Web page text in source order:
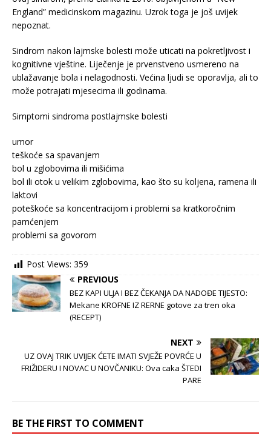
England” medicinskom magazinu. Uzrok toga je još uvijek
nepoznat.
Sindrom nakon lajmske bolesti može uticati na pokretljivost i
kognitivne vještine. Liječenje je prvenstveno usmereno na
ublažavanje bola i nelagodnosti. Većina ljudi se oporavlja, ali to
može potrajati mjesecima ili godinama.
Simptomi sindroma postlajmske bolesti
umor
teškoće sa spavanjem
bol u zglobovima ili mišićima
bol ili otok u velikim zglobovima, kao što su koljena, ramena ili
laktovi
poteškoće sa koncentracijom i problemi sa kratkoročnim
pamćenjem
problemi sa govorom
Post Views: 359
PREVIOUS
BEZ KAPI ULJA I BEZ ČEKANJA DA NADOĐE TIJESTO:
Mekane KROFNE IZ RERNE gotove za tren oka
(RECEPT)
NEXT
UZ OVAJ TRIK UVIJEK ĆETE IMATI SVJEŽE POVRĆE U
FRIŽIDERU I NOVAC U NOVČANIKU: Ova caka ŠTEDI
PARE
BE THE FIRST TO COMMENT